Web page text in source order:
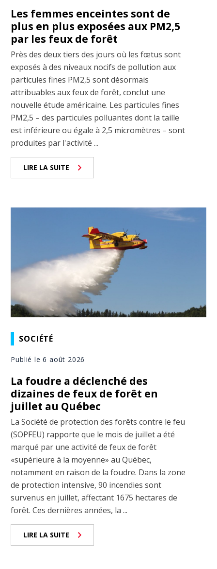
Les femmes enceintes sont de
plus en plus exposées aux PM2,5
par les feux de forêt
Près des deux tiers des jours où les fœtus sont
exposés à des niveaux nocifs de pollution aux
particules fines PM2,5 sont désormais
attribuables aux feux de forêt, conclut une
nouvelle étude américaine. Les particules fines
PM2,5 – des particules polluantes dont la taille
est inférieure ou égale à 2,5 micromètres – sont
produites par l'activité ...
LIRE LA SUITE
SOCIÉTÉ
Publié le 6 août 2026
La foudre a déclenché des
dizaines de feux de forêt en
juillet au Québec
La Société de protection des forêts contre le feu
(SOPFEU) rapporte que le mois de juillet a été
marqué par une activité de feux de forêt
«supérieure à la moyenne» au Québec,
notamment en raison de la foudre. Dans la zone
de protection intensive, 90 incendies sont
survenus en juillet, affectant 1675 hectares de
forêt. Ces dernières années, la ...
LIRE LA SUITE